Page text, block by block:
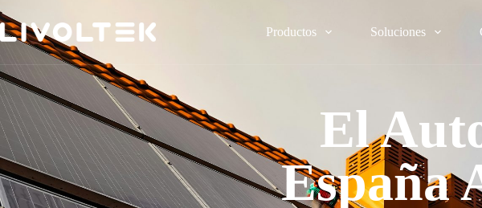
Productos Soluciones
El
España